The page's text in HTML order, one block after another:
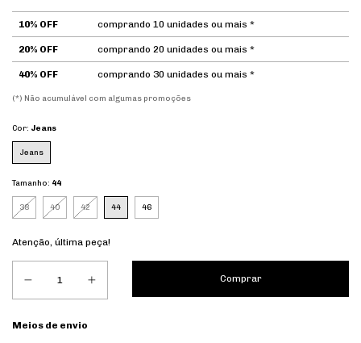
10% OFF comprando 10 unidades ou mais *
20% OFF comprando 20 unidades ou mais *
40% OFF comprando 30 unidades ou mais *
(*) Não acumulável com algumas promoções
Cor: Jeans
Jeans
Tamanho: 44
38 40 42 44 46
Atenção, última peça!
Entregas para o CEP:
Meios de envio